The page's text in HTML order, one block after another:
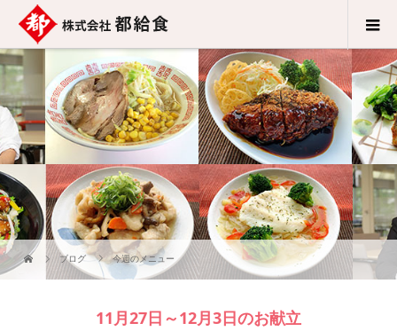
ブログ 今週のメニュー
11月27日～12月3日のお献立